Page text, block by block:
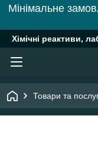
Мінімальне
Хімічні реактиви,
Товари та